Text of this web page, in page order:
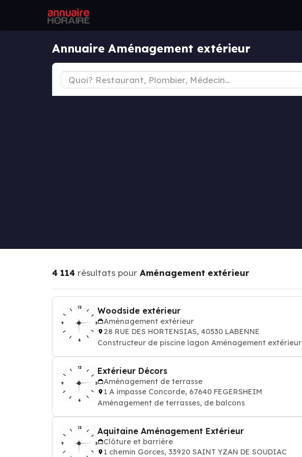
Annuaire Aménagement extérieur
4 114 résultats pour Aménagement extérieur
Woodside extérieur
Aménagement extérieur
28 RUE DES HORTENSIAS, 40530 LABENNE
Constructeur de piscine lagon Aménagement extérieur
Extérieur Décors
Aménagement de terrasse
1 A impasse Concorde, 67640 FEGERSHEIM
Aménagement de terrasses, de balcons
Aquitaine Aménagement Extérieur
Clôture et barrière
1 chemin Gorces, 33920 SAINT YZAN DE SOUDIAC